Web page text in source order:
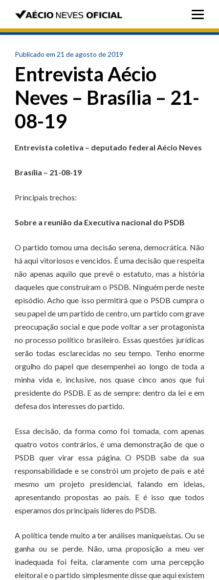
Publicado em 21 de agosto de 2019
Entrevista Aécio
Neves – Brasília – 21-
08-19
Entrevista coletiva – deputado federal Aécio Neves
Brasília – 21-08-19
Principais trechos:
Sobre a reunião da Executiva nacional do PSDB
O partido tomou uma decisão serena, democrática. Não
há aqui vitoriosos e vencidos. É uma decisão que respeita
não apenas aquilo que prevê o estatuto, mas a história
daqueles que construíram o PSDB. Ninguém perde neste
episódio. Acho que isso permitirá que o PSDB cumpra o
seu papel de um partido de centro, um partido com grave
preocupação social e que pode voltar a ser protagonista
no processo político brasileiro. Essas questões jurídicas
serão todas esclarecidas no seu tempo. Tenho enorme
orgulho do papel que desempenhei ao longo de toda a
minha vida e, inclusive, nos quase cinco anos que fui
presidente do PSDB. E as de sempre: dentro da lei e em
defesa dos interesses do partido.
Essa decisão, da forma como foi tomada, com apenas
quatro votos contrários, é uma demonstração de que o
PSDB quer virar essa página. O PSDB sabe da sua
responsabilidade e se constrói um projeto de país e até
mesmo um projeto presidencial, falando em ideias,
apresentando propostas ao país. E é isso que todos
esperamos dos principais líderes do PSDB.
A política tende muito a ter análises maniqueístas. Ou se
ganha ou se perde. Não, uma proposição a meu ver
inadequada foi feita, claramente com uma percepção
eleitoral e o partido simplesmente disse que aqui existem